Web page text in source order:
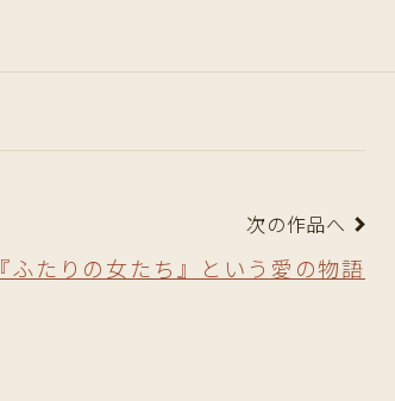
次の作品へ
『ふたりの女たち』という愛の物語